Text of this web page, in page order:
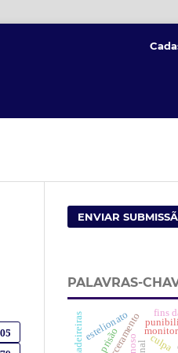
ENVIAR
PALAVRAS-
culpa
fins
estelionato
prisão